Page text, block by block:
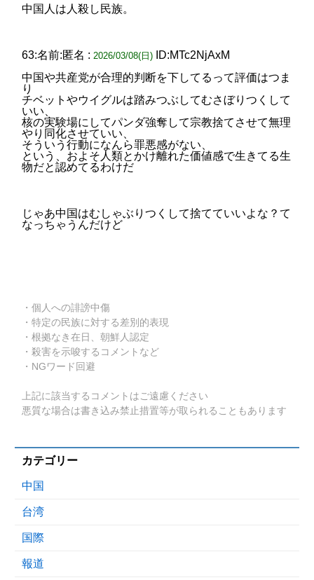
中国人は人殺し民族。
63:名前:匿名 : 2026/03/08(日)
ID:MTc2NjAxM
中国や共産党が合理的判断を下してるって評価はつま
り
チベットやウイグルは踏みつぶしてむさぼりつくして
いい、
核の実験場にしてパンダ強奪して宗教捨てさせて無理
やり同化させていい、
そういう行動になんら罪悪感がない、
という、およそ人類とかけ離れた価値感で生きてる生
物だと認めてるわけだ
じゃあ中国はむしゃぶりつくして捨てていいよな？て
なっちゃうんだけど
・個人への誹謗中傷
・特定の民族に対する差別的表現
・根拠なき在日、朝鮮人認定
・殺害を示唆するコメントなど
・NGワード回避
上記に該当するコメントはご遠慮ください
悪質な場合は書き込み禁止措置等が取られることもあります
カテゴリー
中国
台湾
国際
報道